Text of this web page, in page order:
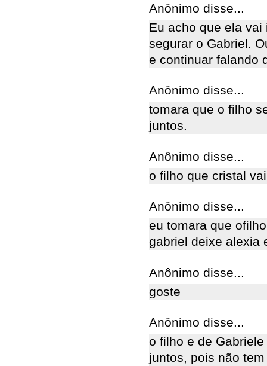
Anônimo disse...
Eu acho que ela
segurar o Gabriel.
e continuar falando
Anônimo disse...
tomara que o filho
juntos.
Anônimo disse...
o filho que cristal
Anônimo disse...
eu tomara que
gabriel deixe alexia
Anônimo disse...
goste
Anônimo disse...
o filho e de
juntos, pois não